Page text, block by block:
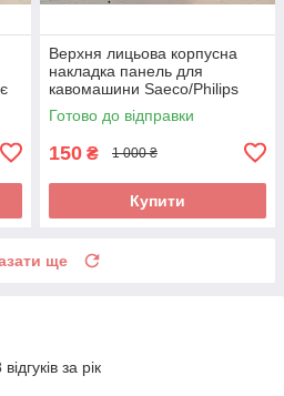
Верхня лицьова корпусна
накладка панель для
кавомашини Saeco/Philips
Xsmall Type HD8743_3 б/у
Готово до відправки
150 ₴ 1 000 ₴
Купити
ще
за рік